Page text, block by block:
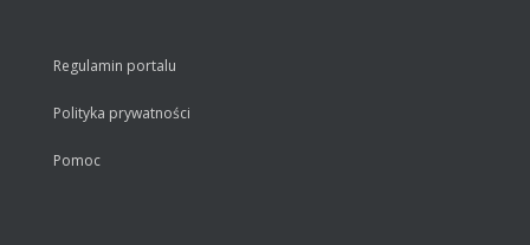
Regulamin portalu
Polityka prywatności
Pomoc